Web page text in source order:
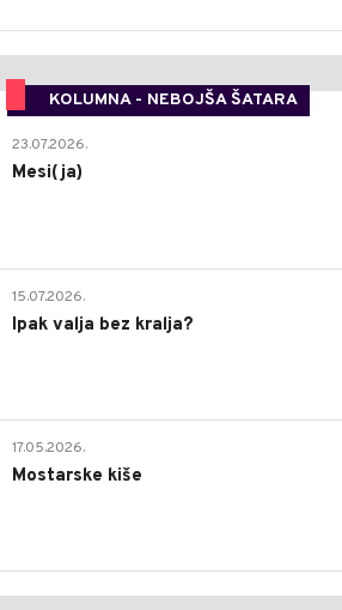
KOLUMNA - NEBOJŠA ŠATARA
23.07.2026.
Mesi(ja)
15.07.2026.
Ipak valja bez kralja?
17.05.2026.
Mostarske kiše